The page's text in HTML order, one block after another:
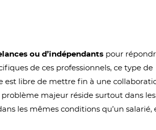
ou d’indépendants pour
de ces professionnels, ce type de
est libre de mettre fin à une
majeur réside surtout dans les
les mêmes conditions qu’un salarié,